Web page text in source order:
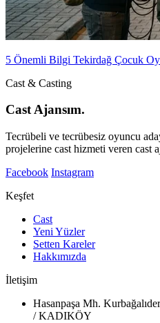
5 Önemli Bilgi Tekirdağ Çocuk
Cast & Casting
Cast Ajansım.
Tecrübeli ve tecrübesiz oyuncu
projelerine cast hizmeti veren cast
Facebook Instagram
Keşfet
Cast
Yeni Yüzler
Setten Kareler
Hakkımızda
İletişim
Hasanpaşa Mh.
/ KADIKÖY